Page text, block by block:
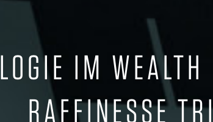
IM
RAFFINESSE